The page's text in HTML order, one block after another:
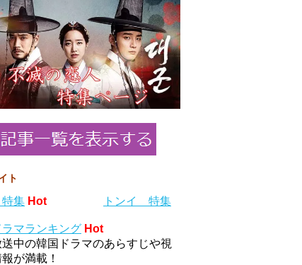
ト
集 Hot
トンイ 特集
マランキング Hot
中の韓国ドラマのあらすじや視
が満載！